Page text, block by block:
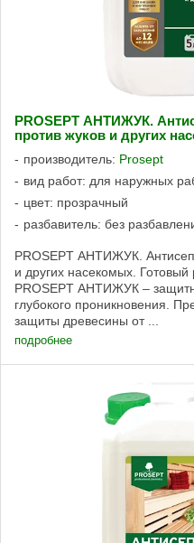
PROSEPT АНТИЖУК.
против жуков и других
производитель: Prosept
вид работ: для наружных
цвет: прозрачный
разбавитель: без
PROSEPT АНТИЖУК.
и других насекомых.
PROSEPT АНТИЖУК –
глубокого проникновения.
защиты древесины от ...
подробнее